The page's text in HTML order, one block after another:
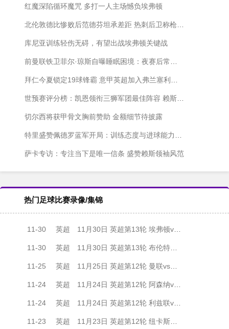
红魔深陷循环魔咒 多打一人主场憾负埃弗顿
北伦敦德比惨败后范德芬坦承差距 热刺后卫称枪手全面占优
库尼亚训练轻伤无碍，有望出战埃弗顿关键战
前曼联铁卫菲尔·琼斯自曝睡眠困境：夜赛后常至凌晨方能入眠
拜仁今夏锁定19球锋霸 意甲英超加入弗兰塞利诺争夺战
世预赛评分榜：凯恩领衔三狮军团最佳阵容 赖斯萨卡紧随其后
切尔西将获甲骨文胸前赞助 金额细节待披露
特里盛赞佩德罗蓝军开局：训练态度与进球能力俱佳
萨卡专访：专注当下是唯一信条 盛赞赖斯领袖风范
热门足球比赛录像/集锦
11-30 英超 11月30日 英超第13轮 埃弗顿vs纽卡斯尔联 全场录像
11-30 英超 11月30日 英超第13轮 布伦特福德vs伯恩利 全场录像
11-25 英超 11月25日 英超第12轮 曼联vs埃弗顿 全场录像
11-24 英超 11月24日 英超第12轮 阿森纳vs热刺 全场录像
11-24 英超 11月24日 英超第12轮 利兹联vs阿斯顿维拉 全场录像
11-23 英超 11月23日 英超第12轮 纽卡斯尔联vs曼城 全场录像